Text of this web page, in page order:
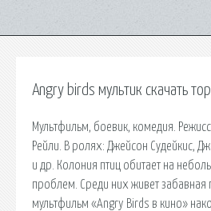
Angry birds мультик скачать
Мультфильм, боевик, комедия.
Рейли. В ролях: Джейсон Судейкис,
и др. Колония птиц обитает на
проблем. Среди них живет забавная
мультфильм «Angry Birds в кино»